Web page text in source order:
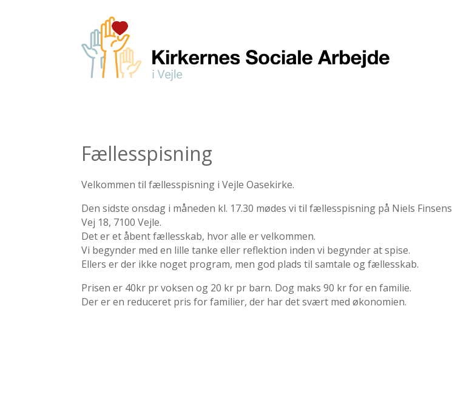
Fællesspisning
Velkommen til fællesspisning i Vejle Oasekirke.
Den sidste onsdag i måneden kl. 17.30 mødes vi til fællesspisning på Niels Finsens
Vej 18, 7100 Vejle.
Det er et åbent fællesskab, hvor alle er velkommen.
Vi begynder med en lille tanke eller reflektion inden vi begynder at spise.
Ellers er der ikke noget program, men god plads til samtale og fællesskab.
Prisen er 40kr pr voksen og 20 kr pr barn. Dog maks 90 kr for en familie.
Der er en reduceret pris for familier, der har det svært med økonomien.